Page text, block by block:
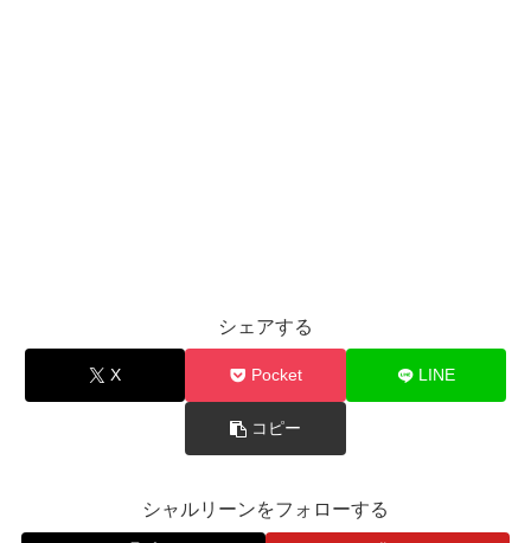
シェアする
X Pocket LINE
コピー
シャルリーンをフォローする